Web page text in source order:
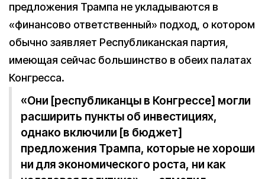
предложения Трампа не укладываются в
«финансово ответственный» подход, о котором
обычно заявляет Республиканская партия,
имеющая сейчас большинство в обеих палатах
Конгресса.
«Они [республиканцы в Конгрессе] могли
расширить пункты об инвестициях,
однако включили [в бюджет]
предложения Трампа, которые не хороши
ни для экономического роста, ни как